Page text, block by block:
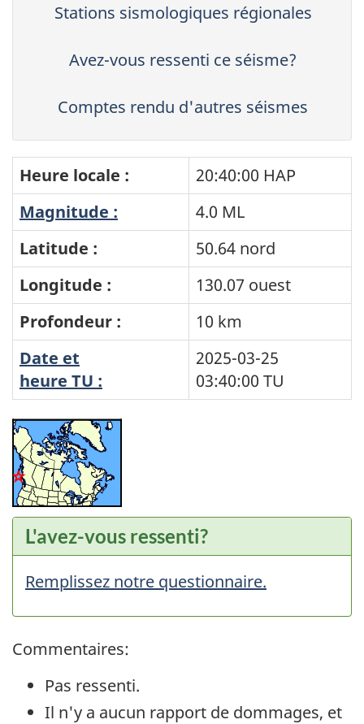
Stations sismologiques régionales
Avez-vous ressenti ce séisme?
Comptes rendu d'autres séismes
Heure locale :
20:40:00 HAP
Magnitude :
4.0 ML
Latitude :
50.64 nord
Longitude :
130.07 ouest
Profondeur :
10 km
Date et
heure TU :
2025-03-25
03:40:00 TU
L'avez-vous ressenti?
Remplissez notre questionnaire.
Commentaires:
Pas ressenti.
Il n'y a aucun rapport de dommages, et